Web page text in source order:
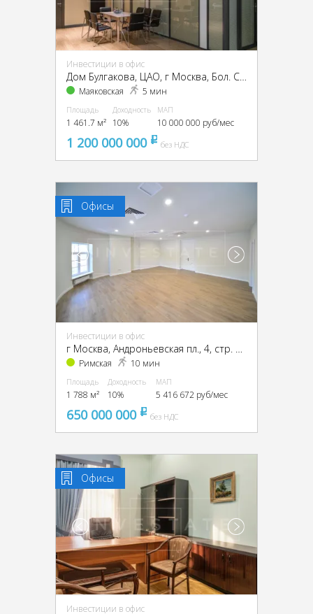
Инвестиции в офис
Дом Булгакова, ЦАО, г Москва, Бол. Садовая ул., 10
Маяковская 5 мин
Площадь
1 461.7 м²
Доходность
10%
МАП
10 000 000 руб/мес
1 200 000 000 pуббез НДС
Офисы
Инвестиции в офис
г Москва, Андроньевская пл., 4, стр. 1, 2, 3, ЦАО, г Москва, Андроньевская пл., 4, стр. 1
Римская 10 мин
Площадь
1 788 м²
Доходность
10%
МАП
5 416 672 руб/мес
650 000 000 pуббез НДС
Офисы
Инвестиции в офис